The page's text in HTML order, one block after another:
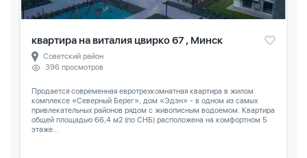
квартира на виталия цвирко 67 , Минск
Советский район
396 просмотров
Продается современная евротрехкомнатная квартира в жилом
комплексе «Северный Берег», дом «Эдэн» - в одном из самых
привлекательных районов рядом с живописным водоемом. Квартира
общей площадью 66,4 м2 (по СНБ) расположена на комфортном 5
этаже...